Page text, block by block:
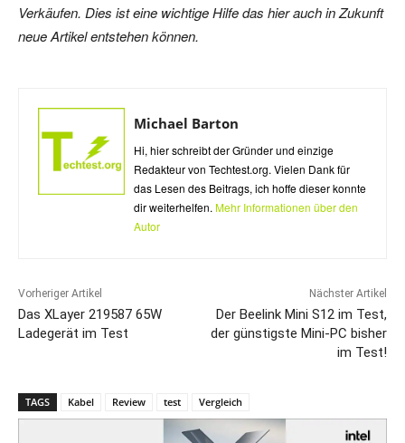
Verkäufen. Dies ist eine wichtige Hilfe das hier auch in Zukunft
neue Artikel entstehen können.
Michael Barton
Hi, hier schreibt der Gründer und einzige
Redakteur von Techtest.org. Vielen Dank für
das Lesen des Beitrags, ich hoffe dieser konnte
dir weiterhelfen. Mehr Informationen über den
Autor
Vorheriger Artikel
Das XLayer 219587 65W
Ladegerät im Test
Nächster Artikel
Der Beelink Mini S12 im Test,
der günstigste Mini-PC bisher
im Test!
TAGS Kabel Review test Vergleich